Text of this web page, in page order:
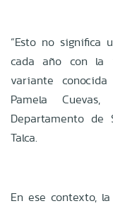
“Esto no significa
cada año con la
variante
Pamela
Departamento de
Talca.
En ese contexto,